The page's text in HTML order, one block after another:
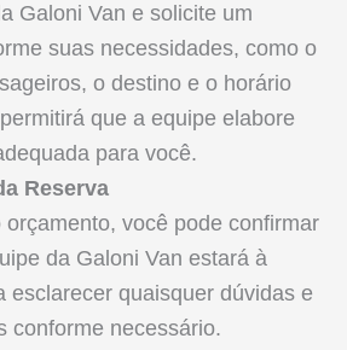
Galoni Van e solicite um
suas necessidades, como o
o destino e o horário
que a equipe elabore
para você.
Reserva
você pode confirmar
da Galoni Van estará à
esclarecer quaisquer dúvidas e
conforme necessário.